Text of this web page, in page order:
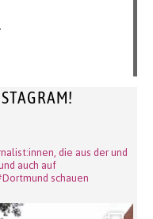
die aus der und
auch auf
schauen